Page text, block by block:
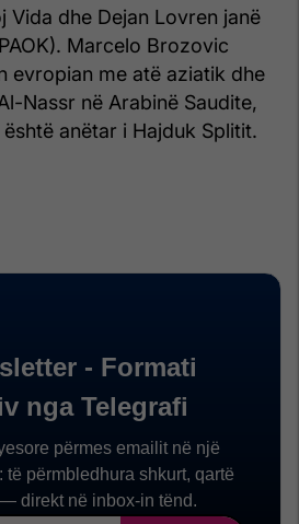
Vida dhe Dejan Lovren janë
Marcelo Brozovic
evropian me atë aziatik dhe
Nassr në Arabinë Saudite,
anëtar i Hajduk Splitit.